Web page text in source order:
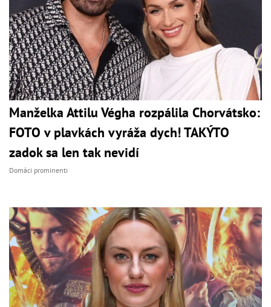
Manželka Attilu Végha rozpálila Chorvátsko:
FOTO v plavkách vyráža dych! TAKÝTO
zadok sa len tak nevidí
Domáci prominenti